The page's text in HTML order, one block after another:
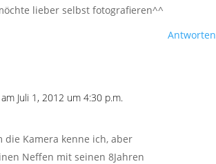
lieber selbst fotografieren^^
Antworten
am Juli 1, 2012 um 4:30 p.m.
die Kamera kenne ich, aber
Neffen mit seinen 8Jahren